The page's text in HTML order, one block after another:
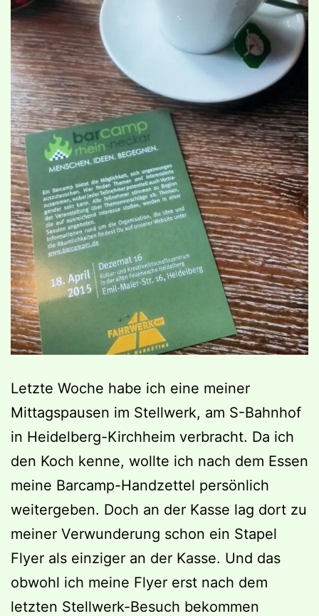
Letzte Woche habe ich eine meiner
Mittagspausen im Stellwerk, am S-Bahnhof
in Heidelberg-Kirchheim verbracht. Da ich
den Koch kenne, wollte ich nach dem Essen
meine Barcamp-Handzettel persönlich
weitergeben. Doch an der Kasse lag dort zu
meiner Verwunderung schon ein Stapel
Flyer als einziger an der Kasse. Und das
obwohl ich meine Flyer erst nach dem
letzten Stellwerk-Besuch bekommen